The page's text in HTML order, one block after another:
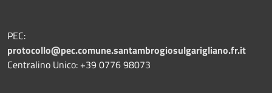
PEC:
protocollo@pec.comune.santambrogiosulgarigliano.fr.it
Centralino Unico: +39 0776 98073